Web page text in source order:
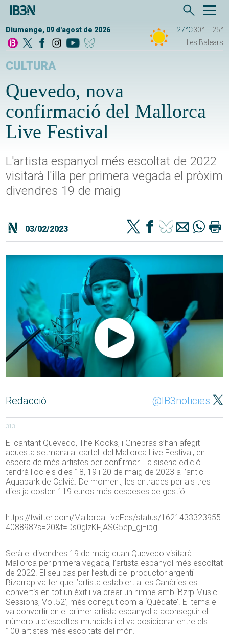
Diumenge, 09 d'agost de 2026 27°C30°
25°
Illes Balears
CULTURA
Quevedo, nova
confirmació del Mallorca
Live Festival
L'artista espanyol més escoltat de 2022
visitarà l'illa per primera vegada el pròxim
divendres 19 de maig
03/02/2023
Redacció @IB3noticies
313
El cantant Quevedo, The Kooks, i Ginebras s’han afegit
aquesta setmana al cartell del Mallorca Live Festival, en
espera de més artistes per confirmar. La sisena edició
tendrà lloc els dies 18, 19 i 20 de maig de 2023 a l’antic
Aquapark de Calvià. De moment, les entrades per als tres
dies ja costen 119 euros més despeses de gestió.
https://twitter.com/MallorcaLiveFes/status/1621433323955
408898?s=20&t=Ds0glzKFjASG5ep_gjEipg
Serà el divendres 19 de maig quan Quevedo visitarà
Mallorca per primera vegada, l’artista espanyol més escoltat
de 2022. El seu pas per l’estudi del productor argentí
Bizarrap va fer que l’artista establert a les Canàries es
convertís en tot un èxit i va crear un himne amb ‘Bzrp Music
Sessions, Vol.52’, més conegut com a ‘Quédate’. El tema el
va convertir en el primer artista espanyol a aconseguir el
número u d’escoltes mundials i el va posicionar entre els
100 artistes més escoltats del món.